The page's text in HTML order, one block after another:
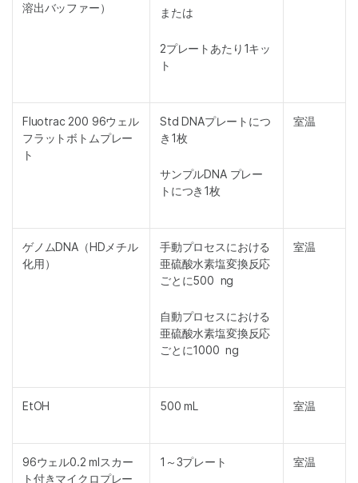
溶出バッファー）
または
2プレートあたり1キッ
ト
Fluotrac 200 96ウェル
フラットボトムプレー
ト
Std DNAプレートにつ
き1枚
サンプルDNA プレー
トにつき1枚
室温
ゲノムDNA（HDメチル
化用）
手動プロセスにおける
亜硫酸水素塩変換反応
ごとに500 ng
自動プロセスにおける
亜硫酸水素塩変換反応
ごとに1000 ng
室温
EtOH 500 mL 室温
96ウェル0.2 mlスカー
ト付きマイクロプレー
1～3プレート 室温